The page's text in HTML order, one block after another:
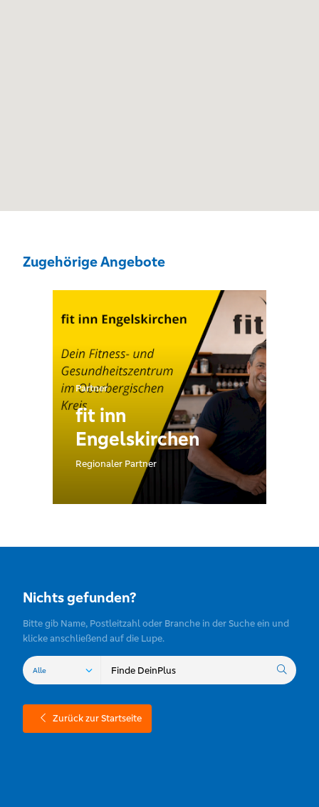
Zugehörige Angebote
Partner
fit inn
Engelskirchen
Regionaler Partner
Nichts gefunden?
Bitte gib Name, Postleitzahl oder Branche in der Suche ein und
klicke anschließend auf die Lupe.
Zurück zur Startseite